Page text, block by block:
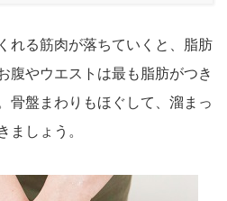
れる筋肉が落ちていくと、脂肪
腹やウエストは最も脂肪がつき
骨盤まわりもほぐして、溜まっ
ましょう。